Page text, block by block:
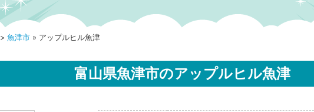
> 魚津市 » アップルヒル魚津
富山県魚津市のアップルヒル魚津